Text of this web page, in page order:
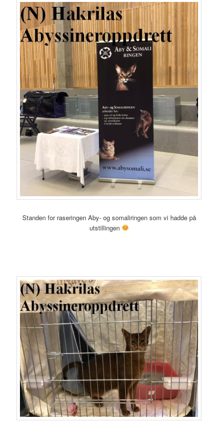
Standen for raseringen Aby- og somaliringen som vi hadde på
utstillingen